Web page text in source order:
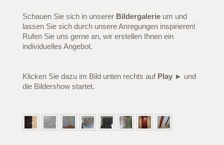
Schauen Sie sich in unserer Bildergalerie um und
lassen Sie sich durch unsere Anregungen inspirieren!
Rufen Sie uns gerne an, wir erstellen Ihnen ein
individuelles Angebot.
Klicken Sie dazu im Bild unten rechts auf Play ► und
die Bildershow startet.